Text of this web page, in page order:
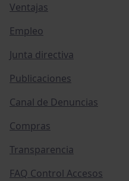
Ventajas
Empleo
Junta directiva
Publicaciones
Canal de Denuncias
Compras
Transparencia
FAQ Control Accesos